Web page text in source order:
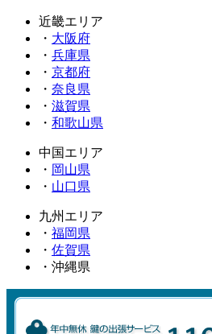
近畿エリア
・ 大阪府
・ 兵庫県
・ 京都府
・ 奈良県
・ 滋賀県
・ 和歌山県
中国エリア
・ 岡山県
・ 山口県
九州エリア
・ 福岡県
・ 佐賀県
・沖縄県